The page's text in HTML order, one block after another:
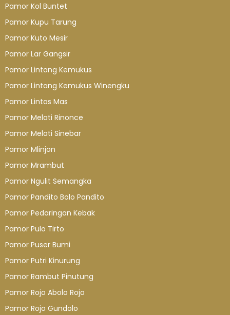
Pamor Kol Buntet
Pamor Kupu Tarung
Pamor Kuto Mesir
Pamor Lar Gangsir
Pamor Lintang Kemukus
Pamor Lintang Kemukus Winengku
Pamor Lintas Mas
Pamor Melati Rinonce
Pamor Melati Sinebar
Pamor Mlinjon
Pamor Mrambut
Pamor Ngulit Semangka
Pamor Pandito Bolo Pandito
Pamor Pedaringan Kebak
Pamor Pulo Tirto
Pamor Puser Bumi
Pamor Putri Kinurung
Pamor Rambut Pinutung
Pamor Rojo Abolo Rojo
Pamor Rojo Gundolo